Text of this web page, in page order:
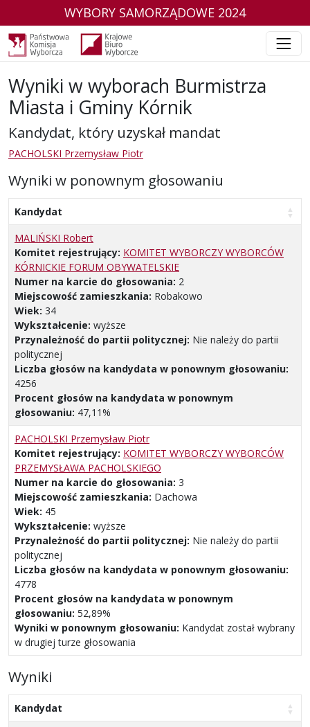
WYBORY SAMORZĄDOWE 2024
Wyniki w wyborach Burmistrza
Miasta i Gminy Kórnik
Kandydat, który uzyskał mandat
PACHOLSKI Przemysław Piotr
Wyniki w ponownym głosowaniu
Kandydat
MALIŃSKI Robert
Komitet rejestrujący: KOMITET WYBORCZY WYBORCÓW
KÓRNICKIE FORUM OBYWATELSKIE
Numer na karcie do głosowania: 2
Miejscowość zamieszkania: Robakowo
Wiek: 34
Wykształcenie: wyższe
Przynależność do partii politycznej: Nie należy do partii
politycznej
Liczba głosów na kandydata w ponownym głosowaniu:
4256
Procent głosów na kandydata w ponownym
głosowaniu: 47,11%
PACHOLSKI Przemysław Piotr
Komitet rejestrujący: KOMITET WYBORCZY WYBORCÓW
PRZEMYSŁAWA PACHOLSKIEGO
Numer na karcie do głosowania: 3
Miejscowość zamieszkania: Dachowa
Wiek: 45
Wykształcenie: wyższe
Przynależność do partii politycznej: Nie należy do partii
politycznej
Liczba głosów na kandydata w ponownym głosowaniu:
4778
Procent głosów na kandydata w ponownym
głosowaniu: 52,89%
Wyniki w ponownym głosowaniu: Kandydat został wybrany
w drugiej turze głosowania
Wyniki
Kandydat